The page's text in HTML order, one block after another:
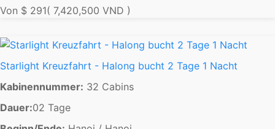
Von $ 291( 7,420,500 VND )
Starlight Kreuzfahrt - Halong bucht 2 Tage 1 Nacht
Kabinennummer: 32 Cabins
Dauer:02 Tage